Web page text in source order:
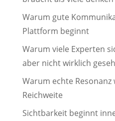
Warum gute
Plattform beginnt
Warum viele Experten
aber nicht wirklich
Warum echte
Reichweite
Sichtbarkeit beginnt